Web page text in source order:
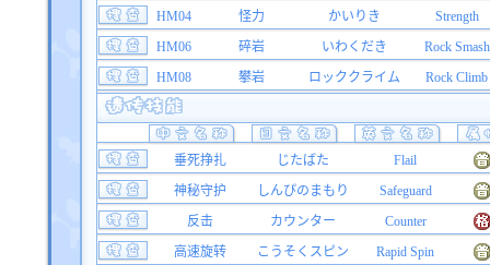
HM04
怪力 かいりき
Strength
HM06
碎岩 いわくだき
Rock Smash
HM08
攀岩 ロッククライム Rock Climb
垂死挣扎 じたばた
Flail
神秘守护
しんぴのまもり
Safeguard
反击
カウンター
Counter
高速旋转
こうそくスピン
Rapid Spin